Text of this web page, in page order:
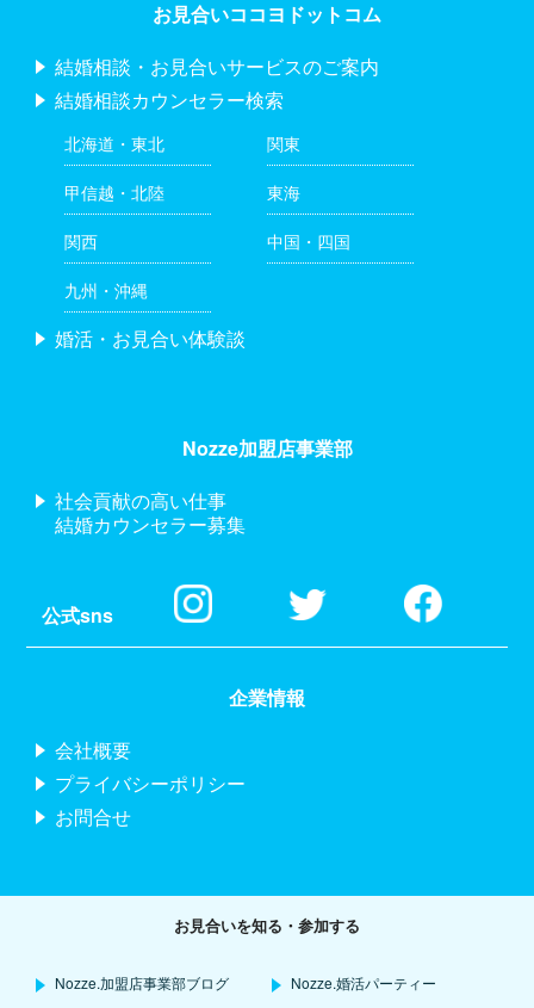
お見合いココヨドットコム
結婚相談・お見合いサービスのご案内
結婚相談カウンセラー検索
北海道・東北 関東
甲信越・北陸 東海
関西 中国・四国
九州・沖縄
婚活・お見合い体験談
Nozze加盟店事業部
社会貢献の高い仕事
結婚カウンセラー募集
公式sns
企業情報
会社概要
プライバシーポリシー
お問合せ
お見合いを知る・参加する
Nozze.加盟店事業部ブログ Nozze.婚活パーティー